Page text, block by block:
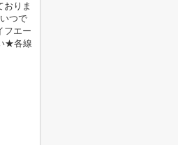
りま
つで
フエー
★各線